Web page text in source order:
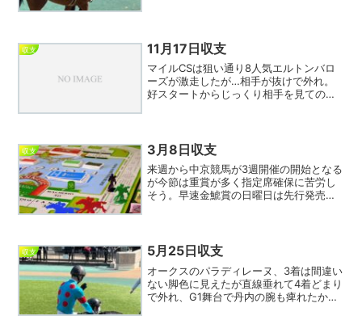
マジックサンズを本命...
収支 11月17日収支
マイルCSは狙い通り8人気エルトンバロ
ーズが激走したが…相手が抜けで外れ。
好スタートからじっくり相手を見ての好
ンド。ソウルラッシュは...
収支 3月8日収支
来週から中京競馬が3週開催の開始となる
が今節は重賞が多く指定席確保に苦労し
そう。早速金鯱賞の日曜日は先行発売、
もまだ寒そうなのが不...
収支 5月25日収支
オークスのパラディレーヌ、3着は間違い
ない脚色に見えたが直線垂れて4着どまり
で外れ、G1舞台で丹内の腕も痺れたか。